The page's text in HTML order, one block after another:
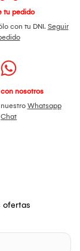
tu pedido
con tu DNI. Seguir
nosotros
Whatsapp
Chat
ofertas